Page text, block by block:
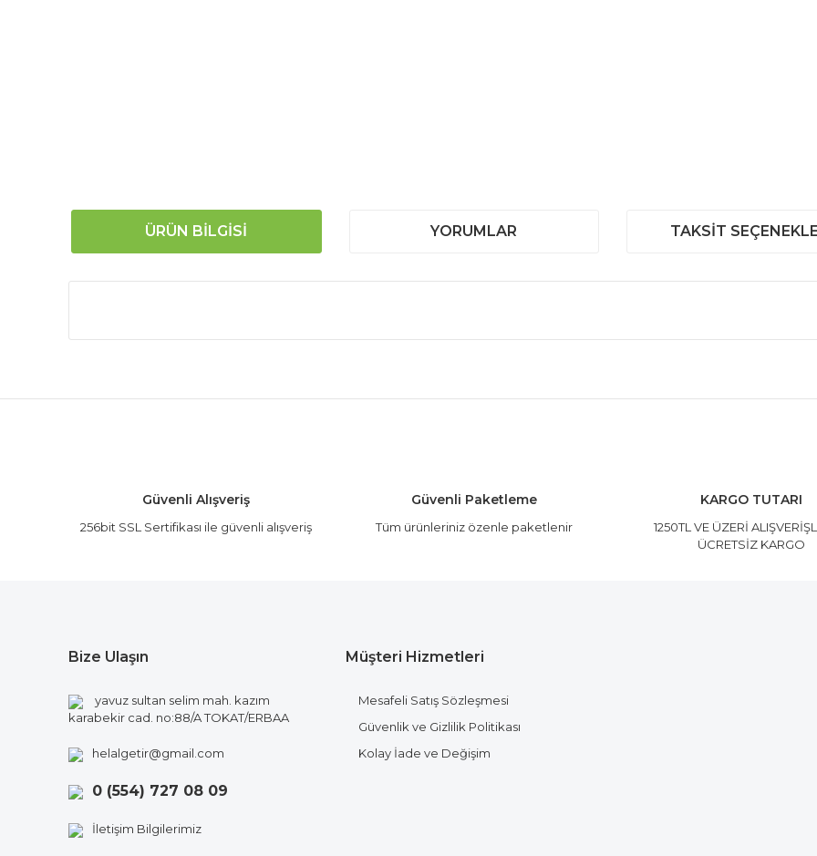
ÜRÜN BILGISI YORUMLAR TAKSIT
Muhammed Hızarcı | 24/08/2025
Güvenli Alışveriş
256bit SSL Sertifikası ile güvenli alışveriş
Güvenli Paketleme
Tüm ürünleriniz özenle paketlenir
KARGO TUTARI
1250TL VE ÜZERİ
ÜCRETSİZ KARGO
Bize Ulaşın
yavuz sultan selim mah. kazım
karabekir cad. no:88/A TOKAT/ERBAA
helalgetir@gmail.com
0 (554) 727 08 09
İletişim Bilgilerimiz
Müşteri Hizmetleri
Mesafeli Satış Sözleşmesi
Güvenlik ve Gizlilik Politikası
Kolay İade ve Değişim